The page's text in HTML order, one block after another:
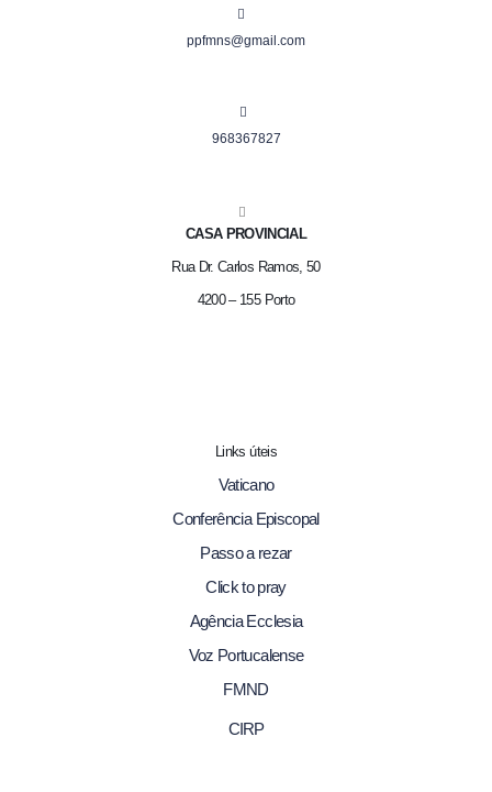
ppfmns@gmail.com
968367827
CASA PROVINCIAL
Rua Dr. Carlos Ramos, 50
4200 – 155 Porto
Links úteis
Vaticano
Conferência Episcopal
Passo a rezar
Click to pray
Agência Ecclesia
Voz Portucalense
FMND
CIRP